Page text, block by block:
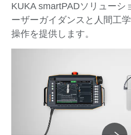
KUKA smartPADソリューシ
ーザーガイダンスと人間工
操作を提供します。